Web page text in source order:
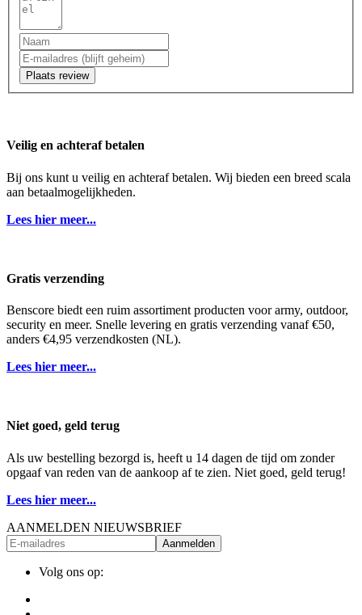
Plaats review
Veilig en achteraf betalen
Bij ons kunt u veilig en achteraf betalen. Wij bieden een breed scala
aan betaalmogelijkheden.
Lees hier meer...
Gratis verzending
Benscore biedt een ruim assortiment producten voor army, outdoor,
security en meer. Snelle levering en gratis verzending vanaf €50,
anders €4,95 verzendkosten (NL).
Lees hier meer...
Niet goed, geld terug
Als uw bestelling bezorgd is, heeft u 14 dagen de tijd om zonder
opgaaf van reden van de aankoop af te zien. Niet goed, geld terug!
Lees hier meer...
AANMELDEN NIEUWSBRIEF
Aanmelden
Volg ons op: